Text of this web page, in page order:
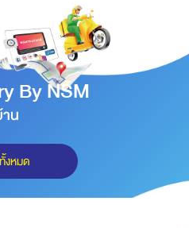
By NSM
น
งหมด